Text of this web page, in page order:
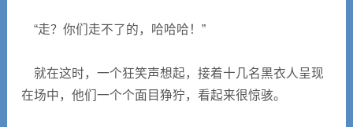
“走？你们走不了的，哈哈哈！”
就在这时，一个狂笑声想起，接着十几名黑衣人呈现
在场中，他们一个个面目狰狞，看起来很惊骇。